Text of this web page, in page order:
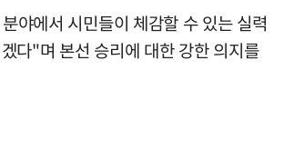
야에서 시민들이 체감할 수 있는 실력
다"며 본선 승리에 대한 강한 의지를